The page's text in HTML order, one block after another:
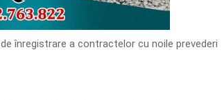
înregistrare a contractelor cu noile prevederi